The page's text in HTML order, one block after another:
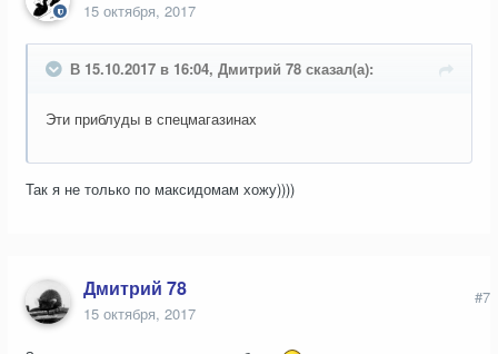
15 октября, 2017
В 15.10.2017 в 16:04, Дмитрий 78 сказал(а):
Эти приблуды в спецмагазинах
Так я не только по максидомам хожу))))
Дмитрий 78
15 октября, 2017
#7